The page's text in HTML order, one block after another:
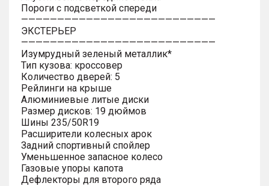
Пороги с подсветкой спереди
———————————————————————————
ЭКСТЕРЬЕР
———————————————————————————
Изумрудный зеленый металлик*
Тип кузова: кроссовер
Количество дверей: 5
Рейлинги на крыше
Алюминиевые литые диски
Размер дисков: 19 дюймов
Шины 235/50R19
Расширители колесных арок
Задний спортивный спойлер
Уменьшенное запасное колесо
Газовые упоры капота
Дефлекторы для второго ряда